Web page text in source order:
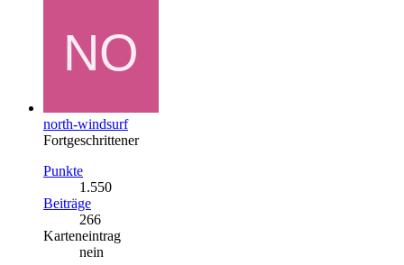
north-windsurf
Fortgeschrittener
Punkte
1.550
Beiträge
266
Karteneintrag
nein